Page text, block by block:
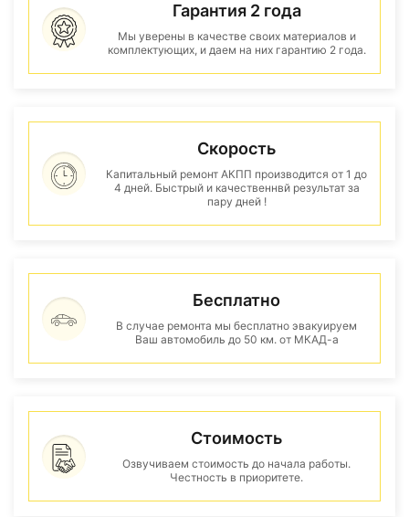
Гарантия 2 года
Мы уверены в качестве своих материалов и
комплектующих, и даем на них гарантию 2 года.
Скорость
Капитальный ремонт АКПП производится от 1 до
4 дней. Быстрый и качественнвй результат за
пару дней !
Бесплатно
В случае ремонта мы бесплатно эвакуируем
Ваш автомобиль до 50 км. от МКАД-а
Стоимость
Озвучиваем стоимость до начала работы.
Честность в приоритете.